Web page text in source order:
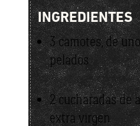
INGREDIENTES
3 camotes, de
pelados
2 cucharadas de
extra virgen